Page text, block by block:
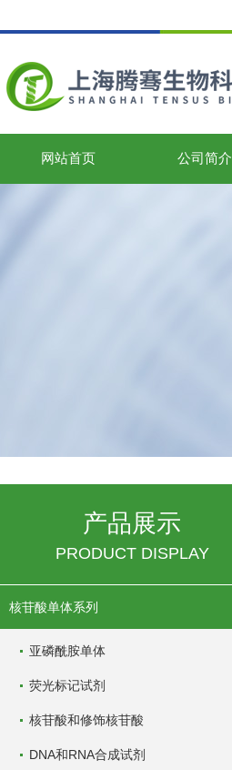
网站首页 公司简介
产品展示
PRODUCT DISPLAY
核苷酸单体系列
亚磷酰胺单体
荧光标记试剂
核苷酸和修饰核苷酸
DNA和RNA合成试剂